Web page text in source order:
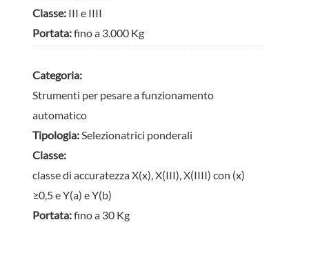
Classe: III e IIII
Portata:fino a 3.000 Kg
Categoria:
Strumenti per pesare a funzionamento
automatico
Tipologia: Selezionatrici ponderali
Classe:
classe di accuratezza X(x), X(III), X(IIII) con (x)
≥0,5 e Y(a) e Y(b)
Portata:fino a 30 Kg